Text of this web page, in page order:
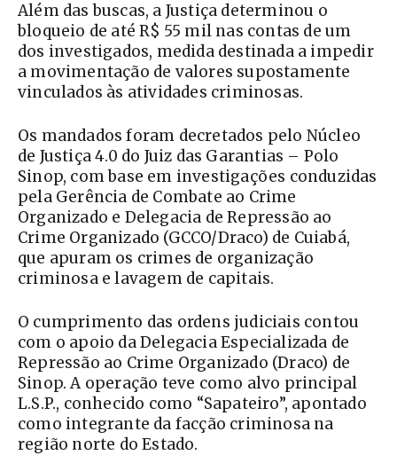
Além das buscas, a Justiça determinou o
bloqueio de até R$ 55 mil nas contas de um
dos investigados, medida destinada a impedir
a movimentação de valores supostamente
vinculados às atividades criminosas.
Os mandados foram decretados pelo Núcleo
de Justiça 4.0 do Juiz das Garantias – Polo
Sinop, com base em investigações conduzidas
pela Gerência de Combate ao Crime
Organizado e Delegacia de Repressão ao
Crime Organizado (GCCO/Draco) de Cuiabá,
que apuram os crimes de organização
criminosa e lavagem de capitais.
O cumprimento das ordens judiciais contou
com o apoio da Delegacia Especializada de
Repressão ao Crime Organizado (Draco) de
Sinop. A operação teve como alvo principal
L.S.P., conhecido como “Sapateiro”, apontado
como integrante da facção criminosa na
região norte do Estado.